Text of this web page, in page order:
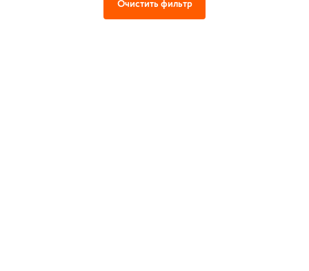
Очистить фильтр